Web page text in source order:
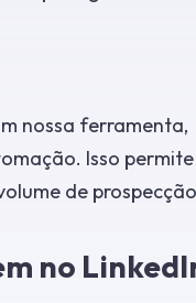
nossa ferramenta,
Isso permite
de
no